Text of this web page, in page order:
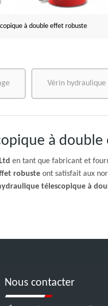
à double effet robuste
Vérin hydraulique
à
en tant que fabricant et
robuste ont satisfait aux
télescopique à
Nous contacter